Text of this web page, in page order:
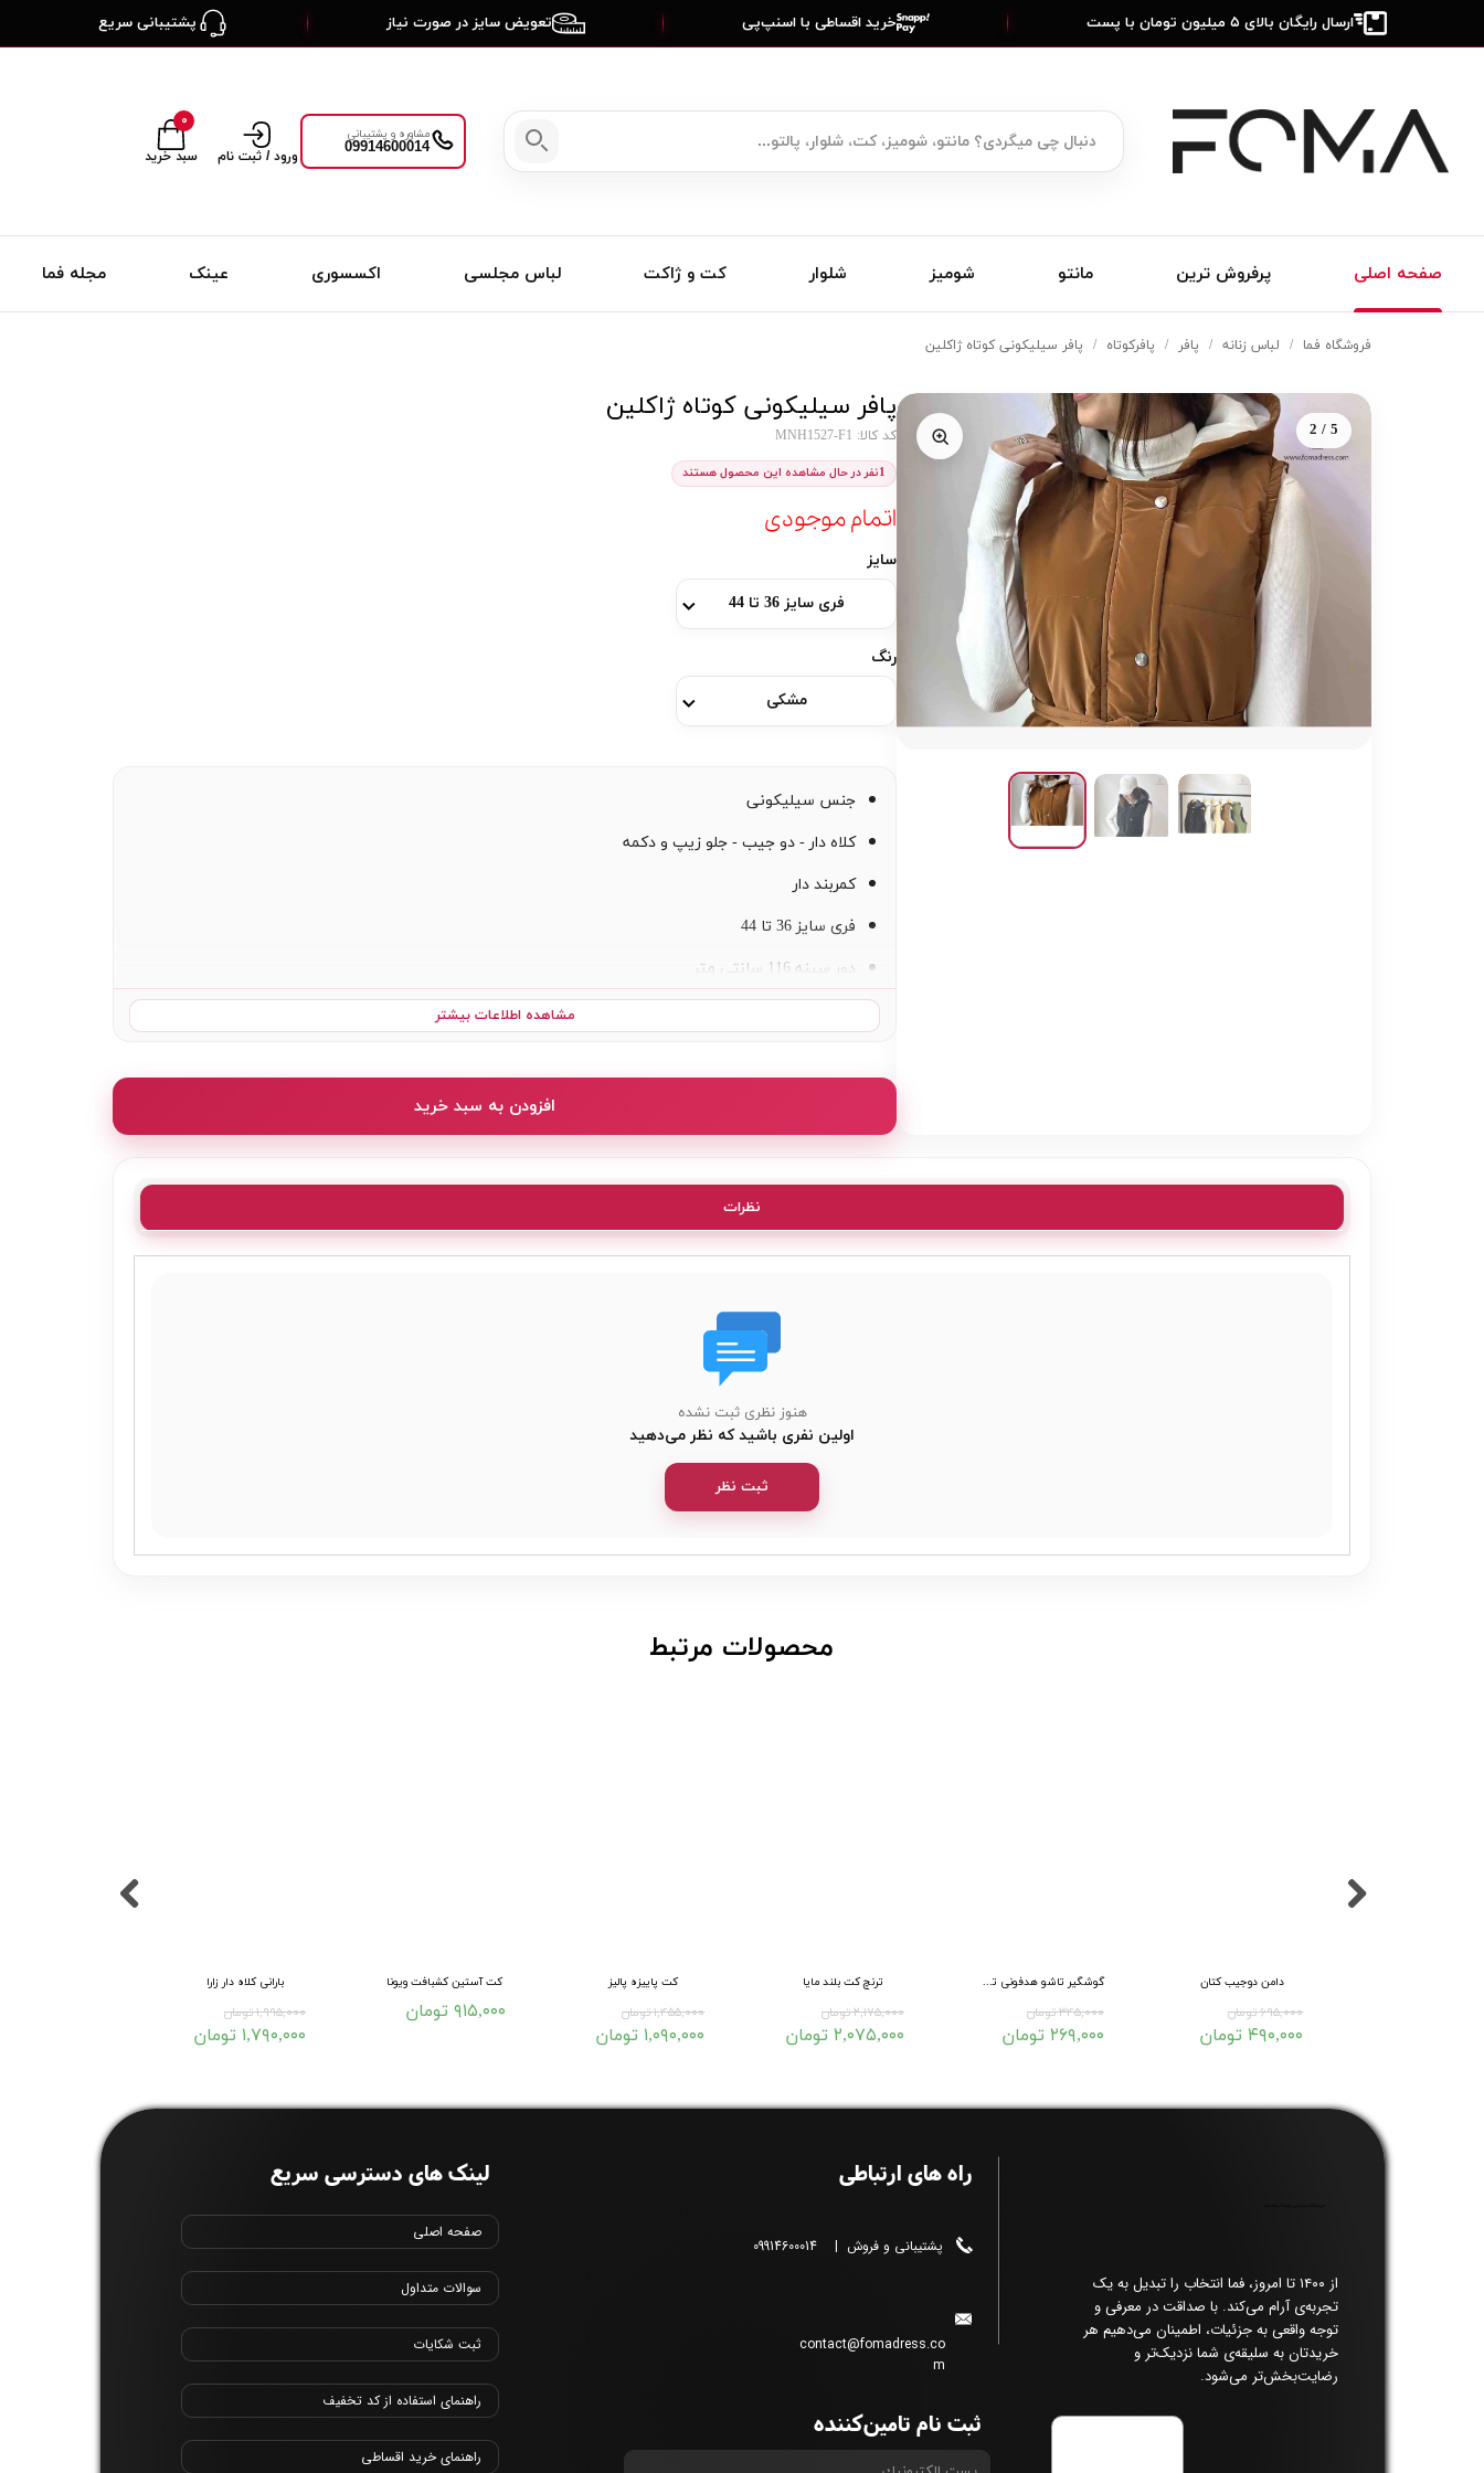
ارسال رایگان بالای ۵ میلیون تومان با پست خرید اقساطی با اسنپ‌پی تعویض سایز در صورت نیاز پشتیبانی سریع
مشاوره و پشتیبانی
09914600014 ورود / ثبت نام
۰
سبد خرید
صفحه اصلی پرفروش ترین مانتو شومیز شلوار کت و ژاکت لباس مجلسی اکسسوری عینک مجله فما
فروشگاه فما لباس زنانه پافر پافرکوتاه پافر سیلیکونی کوتاه ژاکلین
2 / 5
پافر سیلیکونی کوتاه ژاکلین
کد کالا: MNH1527-F1
1نفر در حال مشاهده این محصول هستند
اتمام موجودی
جنس سیلیکونی
کلاه دار - دو جیب - جلو زیپ و دکمه
کمربند دار
فری سایز 36 تا 44
دور سینه 116 سانتی متر
مشاهده اطلاعات بیشتر
سایز
فری سایز 36 تا 44
رنگ
مشکی
افزودن به سبد خرید
نظرات
هنوز نظری ثبت نشده
اولین نفری باشید که نظر می‌دهید
ثبت نظر
بارانی کلاه دار زارا
۱,۹۹۵,۰۰۰ تومان
۱,۷۹۰,۰۰۰ تومان
کت آستین کشبافت ویونا
۹۱۵,۰۰۰ تومان
کت پاییزه پالیز
۱,۴۵۵,۰۰۰ تومان
۱,۰۹۰,۰۰۰ تومان
ترنچ کت بلند مایا
۲,۱۷۵,۰۰۰ تومان
۲,۰۷۵,۰۰۰ تومان
گوشگیر تاشو هدفونی تدی
۳۴۵,۰۰۰ تومان
۲۶۹,۰۰۰ تومان
دامن دوجیب کتان
۶۹۵,۰۰۰ تومان
۴۹۰,۰۰۰ تومان
​محصولات مرتبط
راه های ارتباطی
پشتیبانی و فروش | 09914600014
contact@fomadress.co
m
لینک های دسترسی سریع
صفحه اصلی
سوالات متداول
ثبت شکایات
راهنمای استفاده از کد تخفیف
راهنمای خرید اقساطی
از ۱۴۰۰ تا امروز، فما انتخاب را تبدیل به یک
تجربه‌ی آرام می‌کند. با صداقت در معرفی و
توجه واقعی به جزئیات، اطمینان می‌دهیم هر
خریدتان به سلیقه‌ی شما نزدیک‌تر و
رضایت‌بخش‌تر می‌شود.
ثبت نام تامین‌کننده